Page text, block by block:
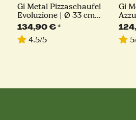
Gi Metal Pizzaschaufel
Evoluzione | Ø 33 cm |
Stiel 30 cm | eckig
134,90 €*
4.5/5
Gi